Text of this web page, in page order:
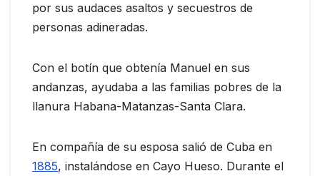
por sus audaces asaltos y secuestros de
personas adineradas.
Con el botín que obtenía Manuel en sus
andanzas, ayudaba a las familias pobres de la
llanura Habana-Matanzas-Santa Clara.
En compañía de su esposa salió de Cuba en
1885, instalándose en Cayo Hueso. Durante el